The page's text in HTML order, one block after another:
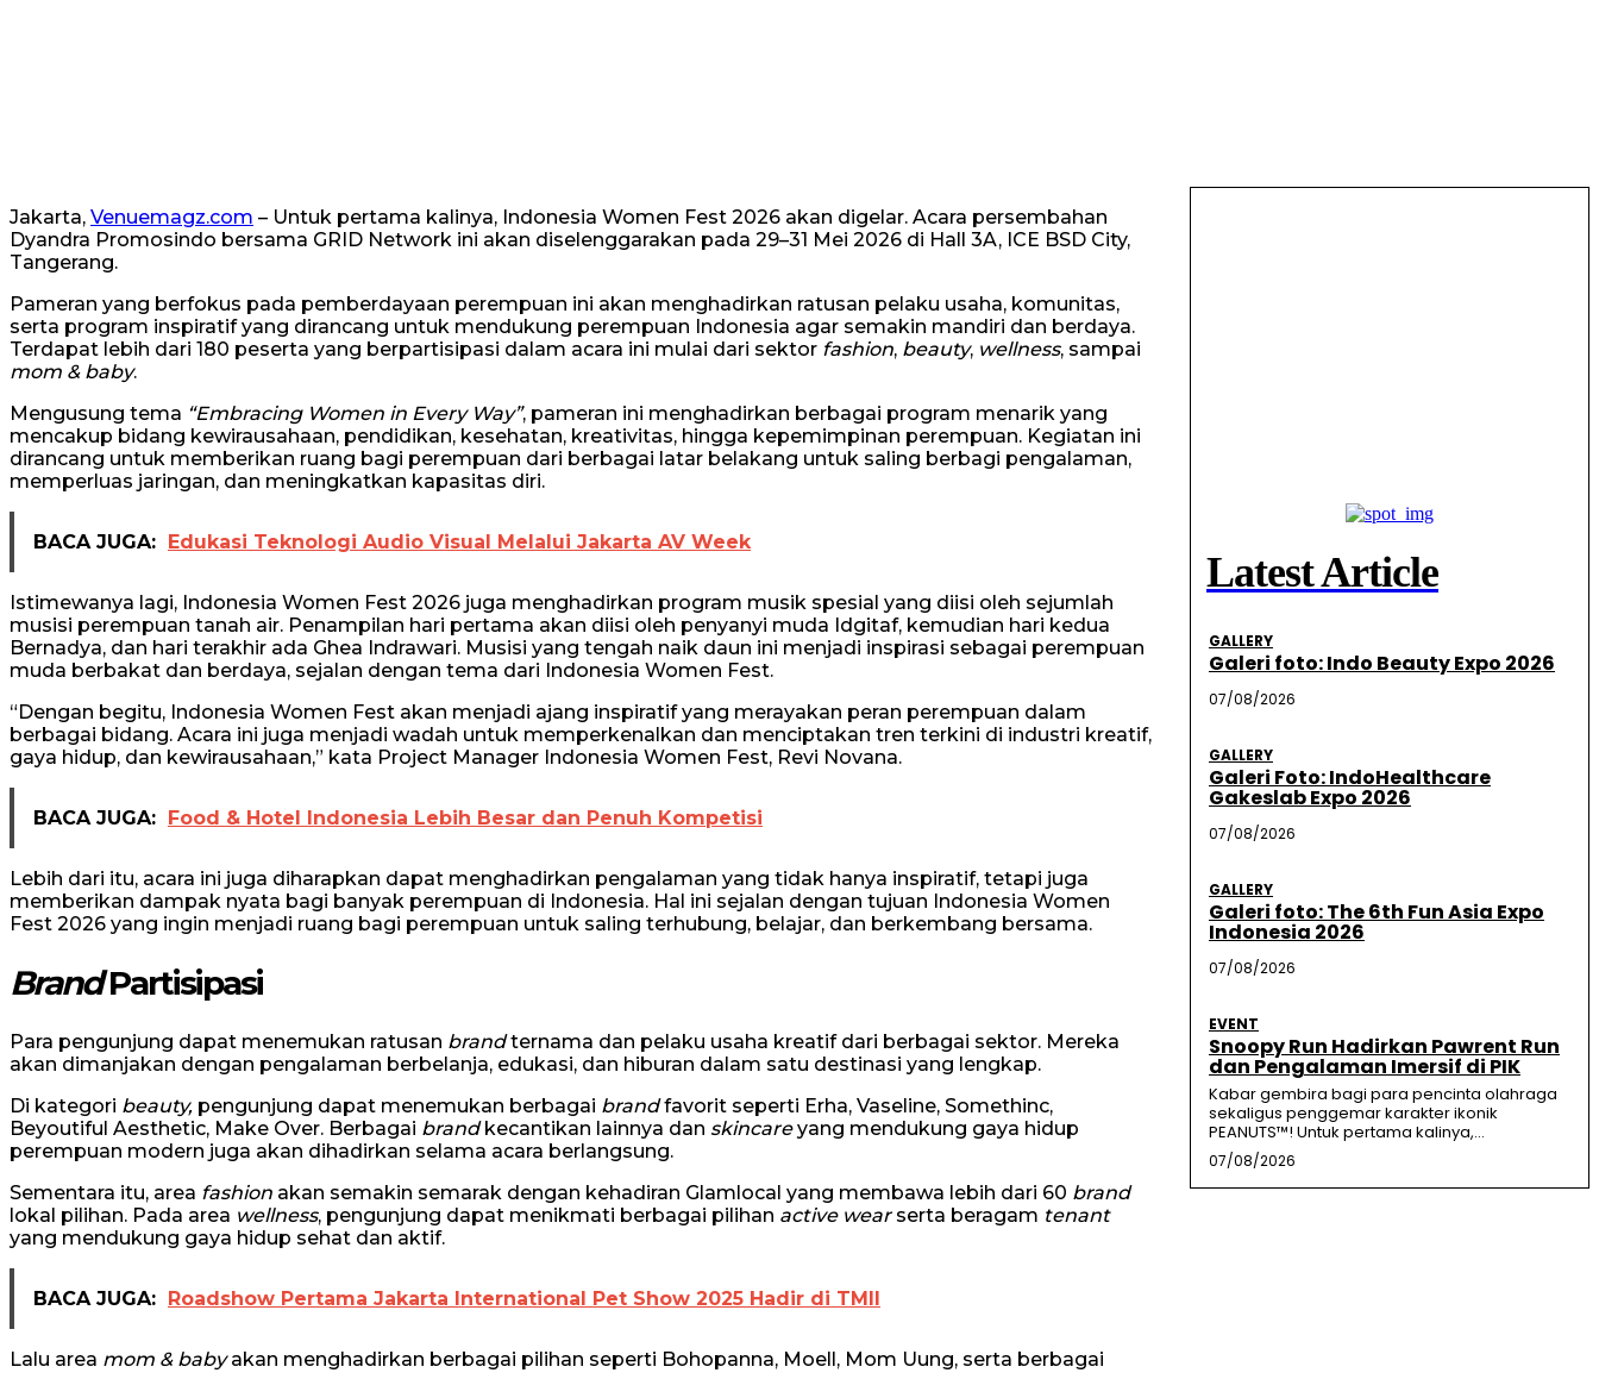
Jakarta, Venuemagz.com – Untuk pertama kalinya, Indonesia Women Fest 2026 akan digelar. Acara persembahan
Dyandra Promosindo bersama GRID Network ini akan diselenggarakan pada 29–31 Mei 2026 di Hall 3A, ICE BSD City,
Tangerang.
Pameran yang berfokus pada pemberdayaan perempuan ini akan menghadirkan ratusan pelaku usaha, komunitas,
serta program inspiratif yang dirancang untuk mendukung perempuan Indonesia agar semakin mandiri dan berdaya.
Terdapat lebih dari 180 peserta yang berpartisipasi dalam acara ini mulai dari sektor fashion, beauty, wellness, sampai
mom & baby.
Mengusung tema “Embracing Women in Every Way”, pameran ini menghadirkan berbagai program menarik yang
mencakup bidang kewirausahaan, pendidikan, kesehatan, kreativitas, hingga kepemimpinan perempuan. Kegiatan ini
dirancang untuk memberikan ruang bagi perempuan dari berbagai latar belakang untuk saling berbagi pengalaman,
memperluas jaringan, dan meningkatkan kapasitas diri.
BACA JUGA: Edukasi Teknologi Audio Visual Melalui Jakarta AV Week
Istimewanya lagi, Indonesia Women Fest 2026 juga menghadirkan program musik spesial yang diisi oleh sejumlah
musisi perempuan tanah air. Penampilan hari pertama akan diisi oleh penyanyi muda Idgitaf, kemudian hari kedua
Bernadya, dan hari terakhir ada Ghea Indrawari. Musisi yang tengah naik daun ini menjadi inspirasi sebagai perempuan
muda berbakat dan berdaya, sejalan dengan tema dari Indonesia Women Fest.
“Dengan begitu, Indonesia Women Fest akan menjadi ajang inspiratif yang merayakan peran perempuan dalam
berbagai bidang. Acara ini juga menjadi wadah untuk memperkenalkan dan menciptakan tren terkini di industri kreatif,
gaya hidup, dan kewirausahaan,” kata Project Manager Indonesia Women Fest, Revi Novana.
BACA JUGA: Food & Hotel Indonesia Lebih Besar dan Penuh Kompetisi
Lebih dari itu, acara ini juga diharapkan dapat menghadirkan pengalaman yang tidak hanya inspiratif, tetapi juga
memberikan dampak nyata bagi banyak perempuan di Indonesia. Hal ini sejalan dengan tujuan Indonesia Women
Fest 2026 yang ingin menjadi ruang bagi perempuan untuk saling terhubung, belajar, dan berkembang bersama.
BrandPartisipasi
Para pengunjung dapat menemukan ratusan brandternama dan pelaku usaha kreatif dari berbagai sektor. Mereka
akan dimanjakan dengan pengalaman berbelanja, edukasi, dan hiburan dalam satu destinasi yang lengkap.
Di kategori beauty, pengunjung dapat menemukan berbagai brandfavorit seperti Erha, Vaseline, Somethinc,
Beyoutiful Aesthetic, Make Over. Berbagai brandkecantikan lainnya dan skincareyang mendukung gaya hidup
perempuan modern juga akan dihadirkan selama acara berlangsung.
Sementara itu, area fashion akan semakin semarak dengan kehadiran Glamlocal yang membawa lebih dari 60 brand
lokal pilihan. Pada area wellness, pengunjung dapat menikmati berbagai pilihan active wearserta beragam tenant
yang mendukung gaya hidup sehat dan aktif.
BACA JUGA: Roadshow Pertama Jakarta International Pet Show 2025 Hadir di TMII
Lalu area mom & babyakan menghadirkan berbagai pilihan seperti Bohopanna, Moell, Mom Uung, serta berbagai
Latest Article
GALLERY
Galeri foto: Indo Beauty Expo 2026
07/08/2026
GALLERY
Galeri Foto: IndoHealthcare
Gakeslab Expo 2026
07/08/2026
GALLERY
Galeri foto: The 6th Fun Asia Expo
Indonesia 2026
07/08/2026
EVENT
Snoopy Run Hadirkan Pawrent Run
dan Pengalaman Imersif di PIK
Kabar gembira bagi para pencinta olahraga
sekaligus penggemar karakter ikonik
PEANUTS™! Untuk pertama kalinya,...
07/08/2026